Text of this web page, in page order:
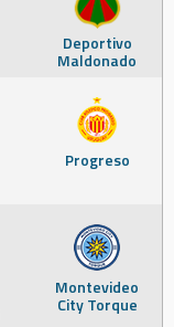
Deportivo
Maldonado
Progreso
Montevideo
City Torque